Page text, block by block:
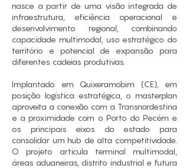
nasce a partir de uma visão integrada de
infraestrutura, eficiência operacional e
desenvolvimento regional, combinando
capacidade multimodal, uso estratégico do
território e potencial de expansão para
diferentes cadeias produtivas.
Implantado em Quixeramobim (CE), em
posição logística estratégica, o masterplan
aproveita a conexão com a Transnordestina
e a proximidade com o Porto do Pecém e
os principais eixos do estado para
consolidar um hub de alta competitividade.
O projeto articula terminal multimodal,
áreas aduaneiras, distrito industrial e futura